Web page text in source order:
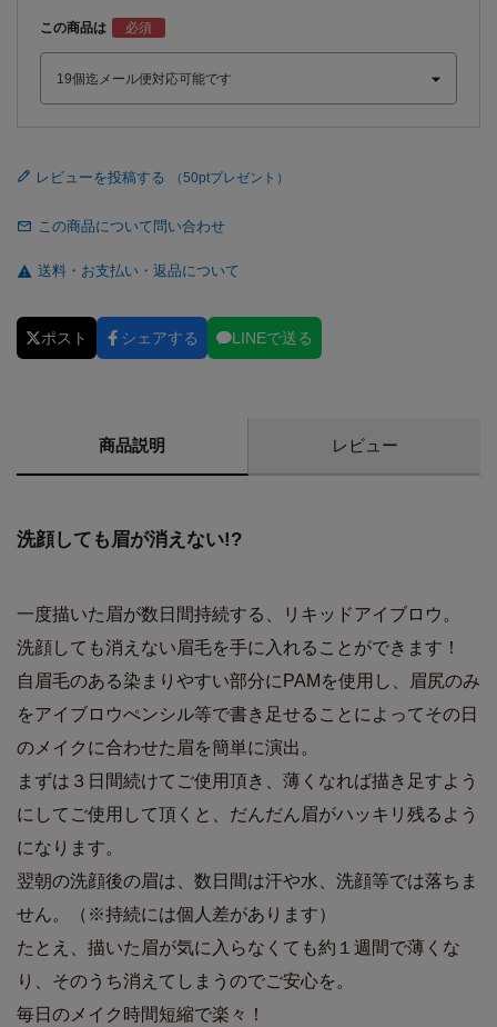
この商品は
レビューを投稿する
この商品について問い合わせ
送料・お支払い・返品について
ポスト シェアする LINEで送る
商品説明 レビュー
洗顔しても眉が消えない!?
一度描いた眉が数日間持続する、リキッドアイブロウ。
洗顔しても消えない眉毛を手に入れることができます！
自眉毛のある染まりやすい部分にPAMを使用し、眉尻のみ
をアイブロウぺンシル等で書き足せることによってその日
のメイクに合わせた眉を簡単に演出。
まずは３日間続けてご使用頂き、薄くなれば描き足すよう
にしてご使用して頂くと、だんだん眉がハッキリ残るよう
になります。
翌朝の洗顔後の眉は、数日間は汗や水、洗顔等では落ちま
せん。（※持続には個人差があります）
たとえ、描いた眉が気に入らなくても約１週間で薄くな
り、そのうち消えてしまうのでご安心を。
毎日のメイク時間短縮で楽々！